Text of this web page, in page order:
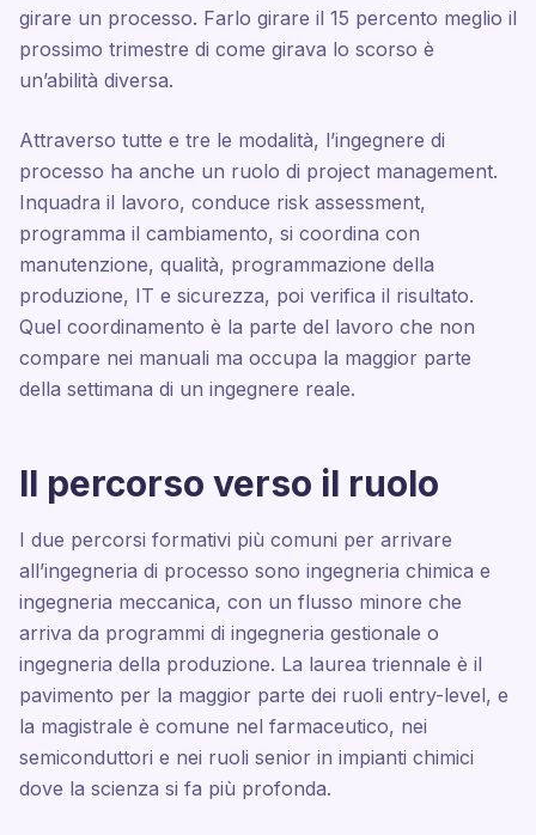
girare un processo. Farlo girare il 15 percento meglio il
prossimo trimestre di come girava lo scorso è
un’abilità diversa.
Attraverso tutte e tre le modalità, l’ingegnere di
processo ha anche un ruolo di project management.
Inquadra il lavoro, conduce risk assessment,
programma il cambiamento, si coordina con
manutenzione, qualità, programmazione della
produzione, IT e sicurezza, poi verifica il risultato.
Quel coordinamento è la parte del lavoro che non
compare nei manuali ma occupa la maggior parte
della settimana di un ingegnere reale.
Il percorso verso il ruolo
I due percorsi formativi più comuni per arrivare
all’ingegneria di processo sono ingegneria chimica e
ingegneria meccanica, con un flusso minore che
arriva da programmi di ingegneria gestionale o
ingegneria della produzione. La laurea triennale è il
pavimento per la maggior parte dei ruoli entry-level, e
la magistrale è comune nel farmaceutico, nei
semiconduttori e nei ruoli senior in impianti chimici
dove la scienza si fa più profonda.